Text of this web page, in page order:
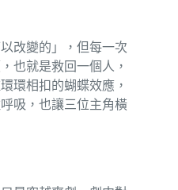
改變的」，但每一次
也就是救回一個人，
環相扣的蝴蝶效應，
吸，也讓三位主角橫